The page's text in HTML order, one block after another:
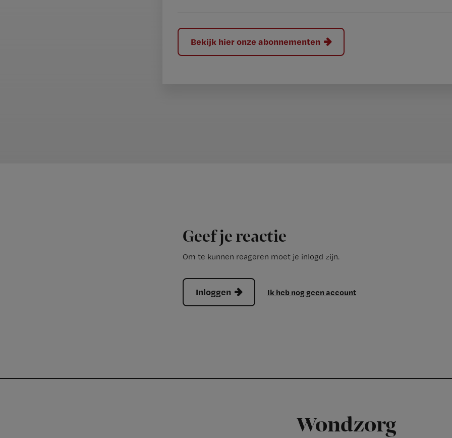
?
Bekijk hier onze abonnementen
Geef je reactie
Om te kunnen reageren moet je inlogd zijn.
Inloggen Ik heb nog geen account
Wondzorg